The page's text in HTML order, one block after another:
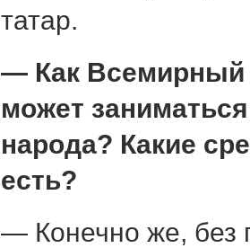
татар.
— Как Всемирный
может
народа? Какие
есть?
— Конечно же, без